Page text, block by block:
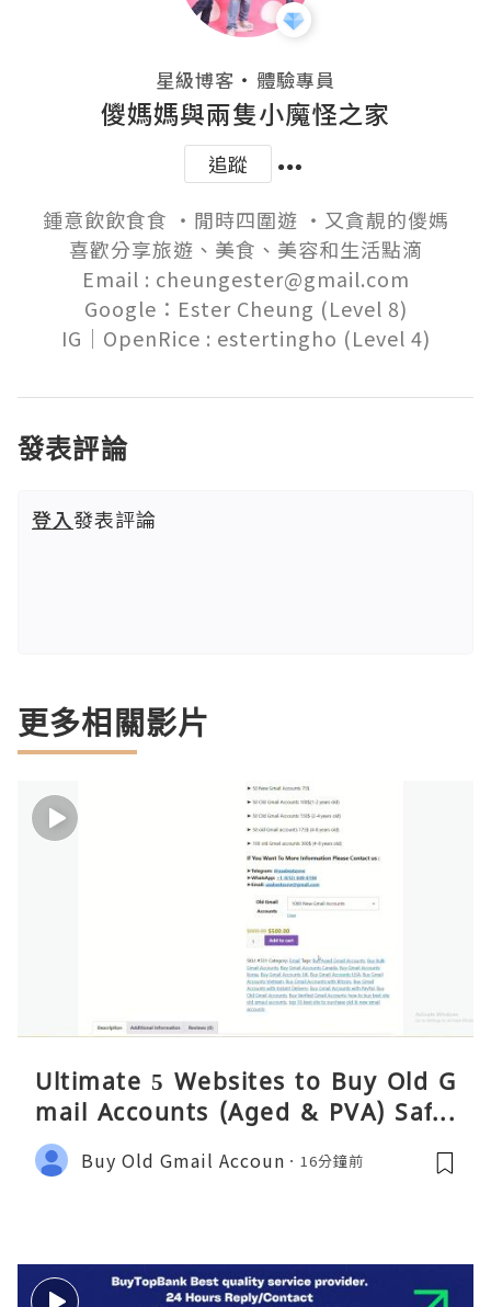
星級博客 ・ 體驗專員
儍媽媽與兩隻小魔怪之家
追蹤
鍾意飲飲食食 ‧閒時四圍遊 ‧又貪靚的儍媽
喜歡分享旅遊、美食、美容和生活點滴
Email : cheungester@gmail.com
Google：Ester Cheung (Level 8)
發表評論
登入發表評論
更多相關影片
Ultimate 5 Websites to Buy Old G
mail Accounts (Aged & PVA) Safel
y 2026
Buy Old Gmail Accoun 16分鐘前